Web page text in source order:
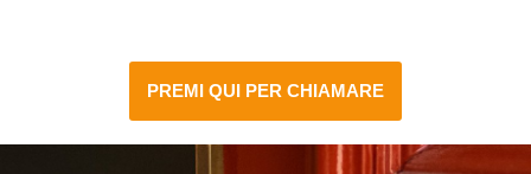
PREMI QUI PER CHIAMARE